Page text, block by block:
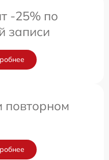
-25% по
записи
повторном